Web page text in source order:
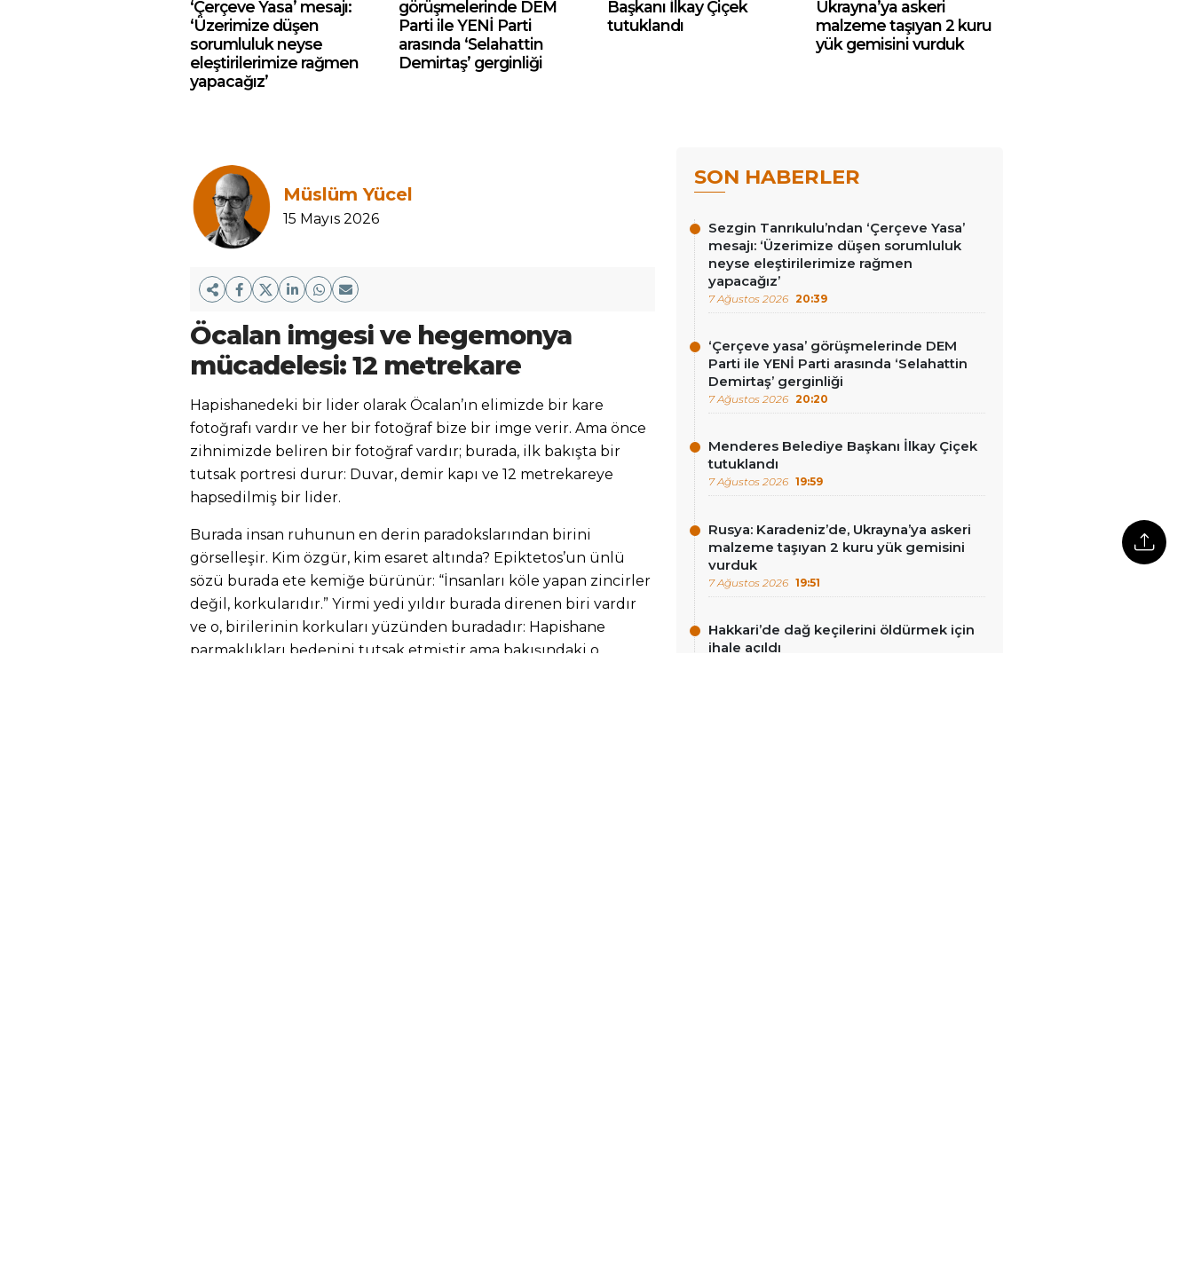
‘Çerçeve Yasa’ mesajı:
‘Üzerimize düşen
sorumluluk neyse
eleştirilerimize rağmen
yapacağız’
görüşmelerinde DEM
Parti ile YENİ Parti
arasında ‘Selahattin
Demirtaş’ gerginliği
Başkanı İlkay Çiçek
tutuklandı
Ukrayna’ya askeri
malzeme taşıyan 2 kuru
yük gemisini vurduk
Müslüm Yücel
15 Mayıs 2026
Öcalan imgesi ve hegemonya
mücadelesi: 12 metrekare
Hapishanedeki bir lider olarak Öcalan’ın elimizde bir kare
fotoğrafı vardır ve her bir fotoğraf bize bir imge verir. Ama önce
zihnimizde beliren bir fotoğraf vardır; burada, ilk bakışta bir
tutsak portresi durur: Duvar, demir kapı ve 12 metrekareye
hapsedilmiş bir lider.
Burada insan ruhunun en derin paradokslarından birini
görselleşir. Kim özgür, kim esaret altında? Epiktetos’un ünlü
sözü burada ete kemiğe bürünür: “İnsanları köle yapan zincirler
değil, korkularıdır.” Yirmi yedi yıldır burada direnen biri vardır
ve o, birilerinin korkuları yüzünden buradadır: Hapishane
parmaklıkları bedenini tutsak etmiştir ama bakışındaki o
SON HABERLER
Sezgin Tanrıkulu’ndan ‘Çerçeve Yasa’
mesajı: ‘Üzerimize düşen sorumluluk
neyse eleştirilerimize rağmen
yapacağız’
7 Ağustos 2026 20:39
‘Çerçeve yasa’ görüşmelerinde DEM
Parti ile YENİ Parti arasında ‘Selahattin
Demirtaş’ gerginliği
7 Ağustos 2026 20:20
Menderes Belediye Başkanı İlkay Çiçek
tutuklandı
7 Ağustos 2026 19:59
Rusya: Karadeniz’de, Ukrayna’ya askeri
malzeme taşıyan 2 kuru yük gemisini
vurduk
7 Ağustos 2026 19:51
Hakkari’de dağ keçilerini öldürmek için
ihale açıldı